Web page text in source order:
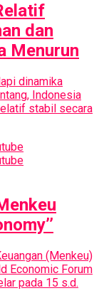
dan
Menurun
dinamika
Indonesia
stabil secara
(Menkeu)
Economic Forum
pada 15 s.d.